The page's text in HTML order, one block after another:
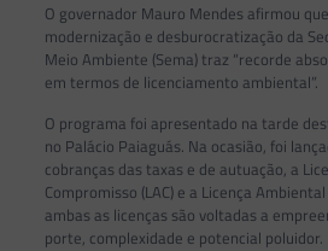
O governador Mauro Mendes afirmou
modernização e desburocratização da
Meio Ambiente (Sema) traz “recorde
em termos de licenciamento ambiental”.
O programa foi apresentado na tarde
no Palácio Paiaguás. Na ocasião, foi
cobranças das taxas e de autuação, a
Compromisso (LAC) e a Licença
ambas as licenças são voltadas a
porte, complexidade e potencial poluidor.